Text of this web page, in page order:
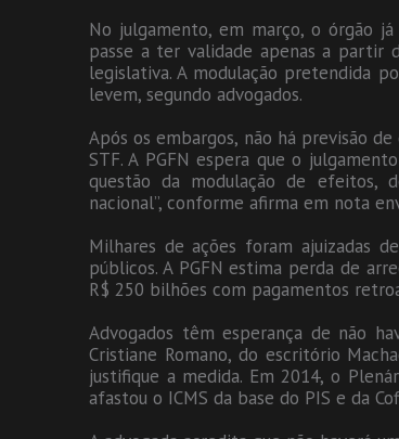
No julgamento, em março, o órgão
passe a ter validade apenas a partir
legislativa. A modulação pretendida
levem, segundo advogados.
Após os embargos, não há previsão
STF. A PGFN espera que o
questão da modulação de efeitos,
nacional”, conforme afirma em nota
Milhares de ações foram ajuizadas
públicos. A PGFN estima perda de
R$ 250 bilhões com pagamentos
Advogados têm esperança de não
Cristiane Romano, do escritório
justifique a medida. Em 2014, o
afastou o ICMS da base do PIS e da